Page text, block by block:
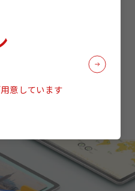
意しています